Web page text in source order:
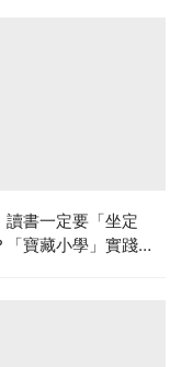
讀書一定要「坐定
「寶藏小學」實踐動